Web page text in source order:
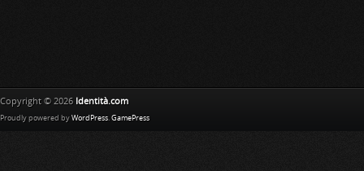
Copyright © 2026 Identità.com
Proudly powered by WordPress. GamePress